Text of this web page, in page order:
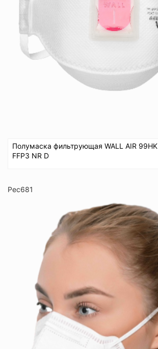
Полумаска фильтрующая WALL AIR 99HK
FFP3 NR D
Рес681